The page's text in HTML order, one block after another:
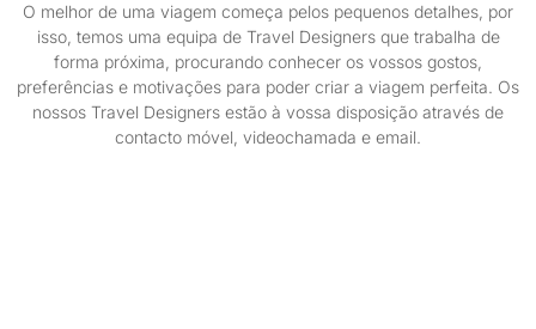
O melhor de uma viagem começa pelos pequenos detalhes, por
isso, temos uma equipa de Travel Designers que trabalha de
forma próxima, procurando conhecer os vossos gostos,
preferências e motivações para poder criar a viagem perfeita. Os
nossos Travel Designers estão à vossa disposição através de
contacto móvel, videochamada e email.